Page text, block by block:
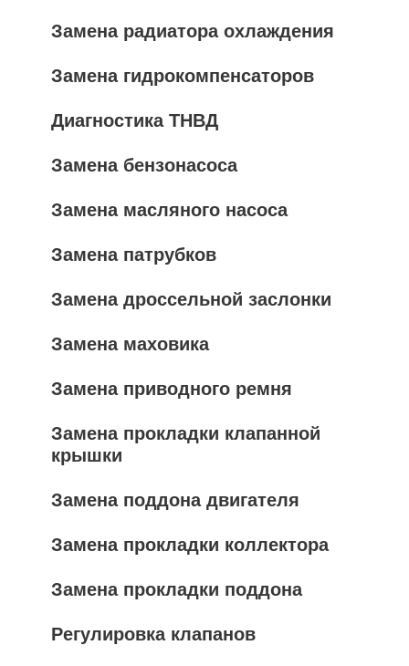
Замена радиатора охлаждения
Замена гидрокомпенсаторов
Диагностика ТНВД
Замена бензонасоса
Замена масляного насоса
Замена патрубков
Замена дроссельной заслонки
Замена маховика
Замена приводного ремня
Замена прокладки клапанной
крышки
Замена поддона двигателя
Замена прокладки коллектора
Замена прокладки поддона
Регулировка клапанов